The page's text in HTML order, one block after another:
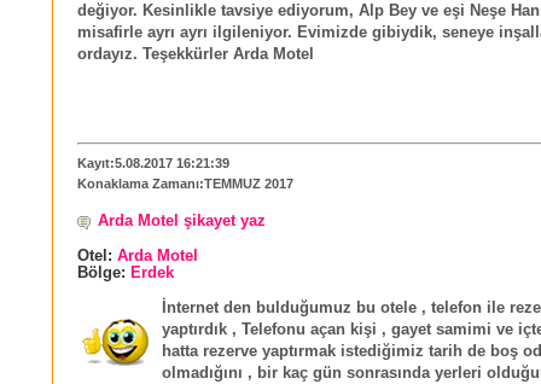
değiyor. Kesinlikle tavsiye ediyorum, Alp Bey ve eşi Neşe
misafirle ayrı ayrı ilgileniyor. Evimizde gibiydik, seneye
ordayız. Teşekkürler Arda Motel
Kayıt:5.08.2017 16:21:39
Konaklama Zamanı:TEMMUZ 2017
Arda Motel şikayet yaz
Otel: Arda Motel
Bölge: Erdek
İnternet den bulduğumuz bu otele , telefon ile
yaptırdık , Telefonu açan kişi , gayet samimi ve
hatta rezerve yaptırmak istediğimiz tarih de boş
olmadığını , bir kaç gün sonrasında yerleri